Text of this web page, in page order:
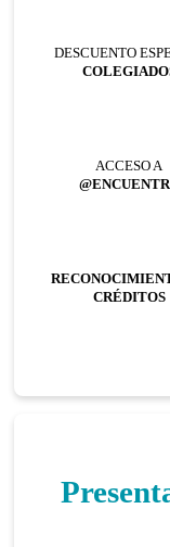
DESCUENTO
ACCESO A
CRÉDITOS